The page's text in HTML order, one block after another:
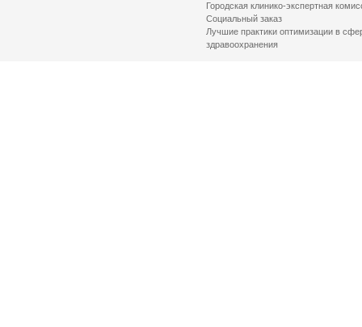
Городская клинико-экспертная
Социальный заказ
Лучшие практики оптимизации в
здравоохранения